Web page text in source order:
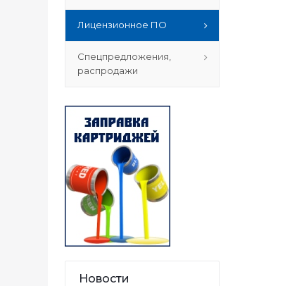
Лицензионное ПО
Спецпредложения,
распродажи
Новости